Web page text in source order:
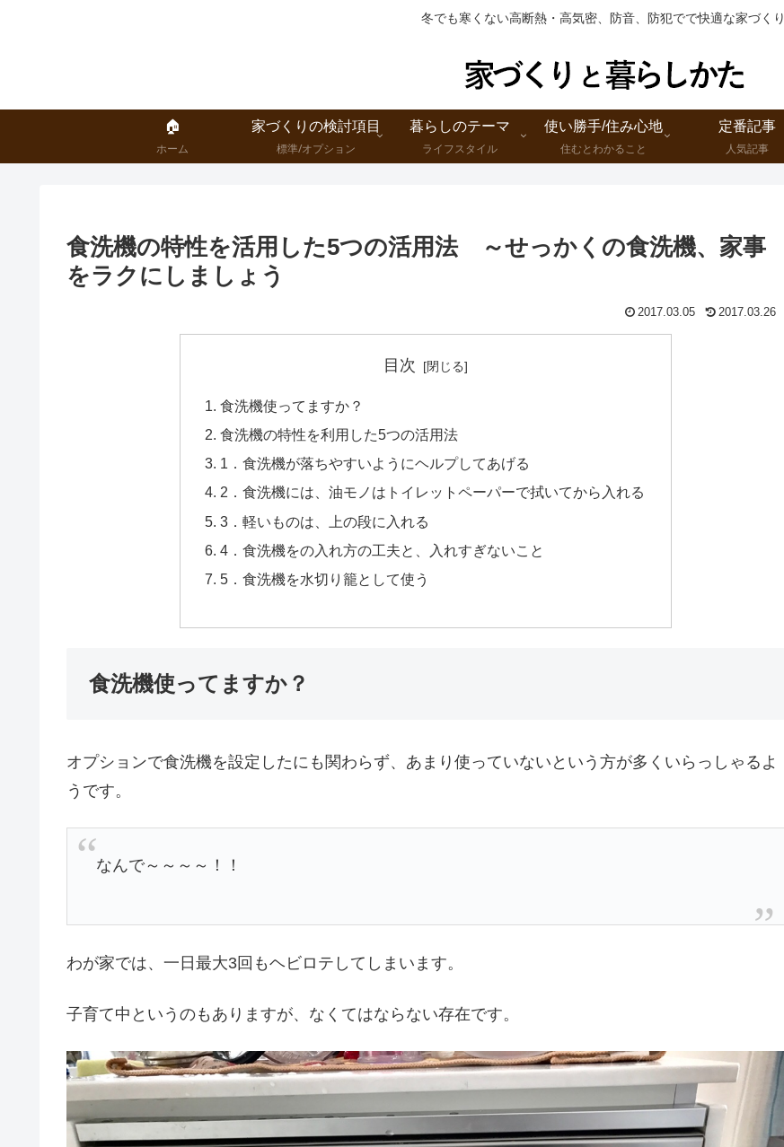
冬でも寒くない高断熱・高気密、防音、防犯でで快適な家づくり
🏠
ホーム
家づくりの検討項目
標準/オプション
暮らしのテーマ
ライフスタイル
使い勝手/住み心地
住むとわかること
定番記事
人気記事
食洗機の特性を活用した5つの活用法 ～せっかくの食洗機、家事
をラクにしましょう
2017.03.05 2017.03.26
目次
食洗機使ってますか？
食洗機の特性を利用した5つの活用法
1．食洗機が落ちやすいようにヘルプしてあげる
2．食洗機には、油モノはトイレットペーパーで拭いてから入れる
3．軽いものは、上の段に入れる
4．食洗機をの入れ方の工夫と、入れすぎないこと
5．食洗機を水切り籠として使う
食洗機使ってますか？
オプションで食洗機を設定したにも関わらず、あまり使っていないという方が多くいらっしゃるよ
うです。
なんで～～～～！！
わが家では、一日最大3回もヘビロテしてしまいます。
子育て中というのもありますが、なくてはならない存在です。